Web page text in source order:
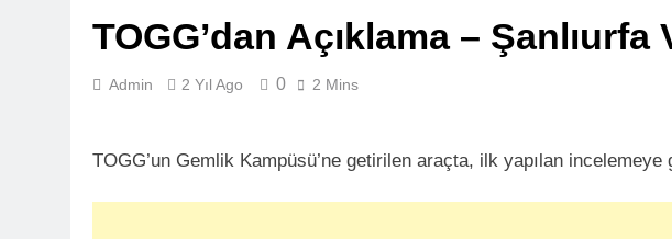
TOGG’dan Açıklama –
Admin 2 Yıl Ago 0 2 Mins
TOGG’un Gemlik Kampüsü’ne getirilen araçta, ilk yapılan incelemeye